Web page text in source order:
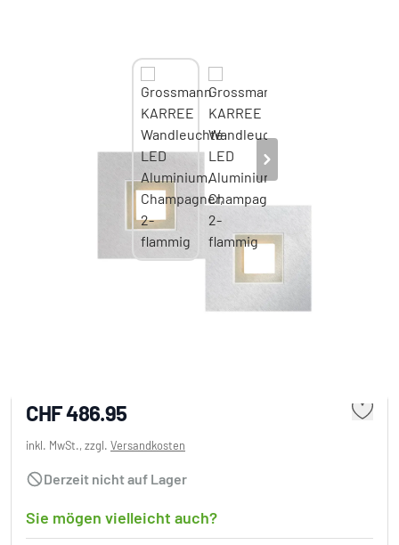
CHF 486.95
inkl. MwSt., zzgl. Versandkosten
Derzeit nicht auf Lager
Sie mögen vielleicht auch?